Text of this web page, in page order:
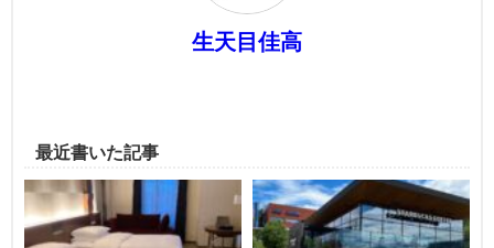
生天目佳高
最近書いた記事